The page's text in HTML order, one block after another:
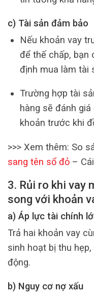
c) Tài sản đảm bảo
Nếu khoản vay
để thế chấp, bạn
định mua làm tài
Trường hợp tài
hàng sẽ đánh
khoản trước khi
>>> Xem thêm: So
sang tên sổ đỏ –
3. Rủi ro khi vay
song với khoản
a) Áp lực tài chính
Trả hai khoản vay
sinh hoạt bị thu
động.
b) Nguy cơ nợ xấu